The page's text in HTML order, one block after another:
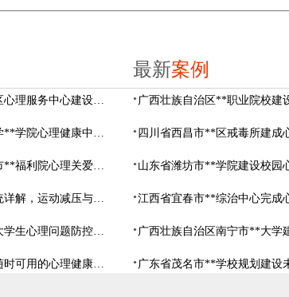
恭贺上海市**社区心理服务中心建设项目由阳光心健代理商中标
恭贺上海市**大学**学院心理健康中心建设项目由阳光心健代理商中标
恭贺江苏省无锡市**福利院心理关爱中心建设项目由阳光心健代理商中标
身心调适运动系统详解，运动减压与心理调适全指南
关于进一步加强大学生心理问题防控，防控大学生心理危机
心理自助系统：随时可用的心理健康自助服务平台
最新案例